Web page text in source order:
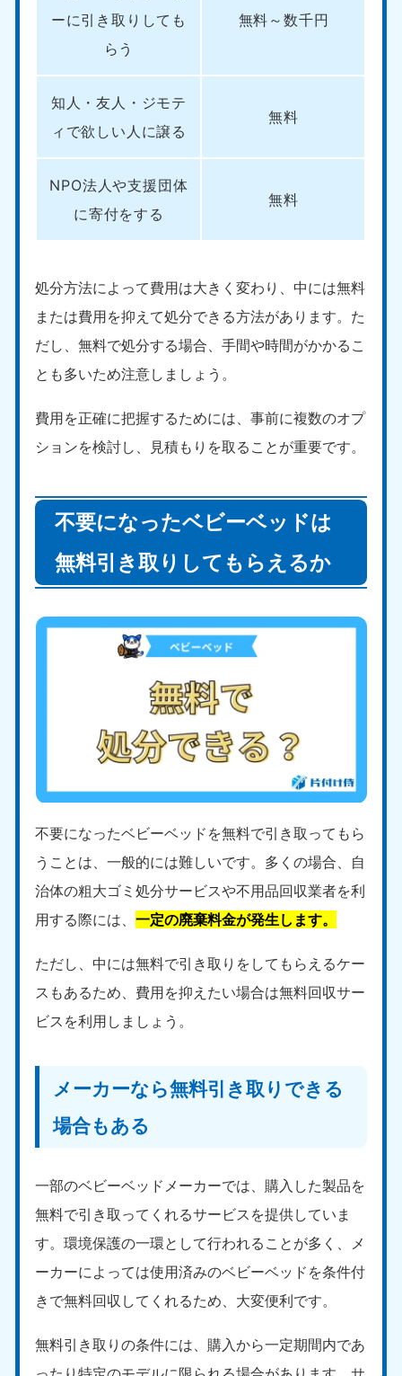
ーに引き取りしても
らう
無料～数千円
知人・友人・ジモテ
ィで欲しい人に譲る
無料
NPO法人や支援団体
に寄付をする
無料
処分方法によって費用は大きく変わり、中には無料
または費用を抑えて処分できる方法があります。た
だし、無料で処分する場合、手間や時間がかかるこ
とも多いため注意しましょう。
費用を正確に把握するためには、事前に複数のオプ
ションを検討し、見積もりを取ることが重要です。
不要になったベビーベッドは
無料引き取りしてもらえるか
不要になったベビーベッドを無料で引き取ってもら
うことは、一般的には難しいです。多くの場合、自
治体の粗大ゴミ処分サービスや不用品回収業者を利
用する際には、一定の廃棄料金が発生します。
ただし、中には無料で引き取りをしてもらえるケー
スもあるため、費用を抑えたい場合は無料回収サー
ビスを利用しましょう。
メーカーなら無料引き取りできる
場合もある
一部のベビーベッドメーカーでは、購入した製品を
無料で引き取ってくれるサービスを提供していま
す。環境保護の一環として行われることが多く、メ
ーカーによっては使用済みのベビーベッドを条件付
きで無料回収してくれるため、大変便利です。
無料引き取りの条件には、購入から一定期間内であ